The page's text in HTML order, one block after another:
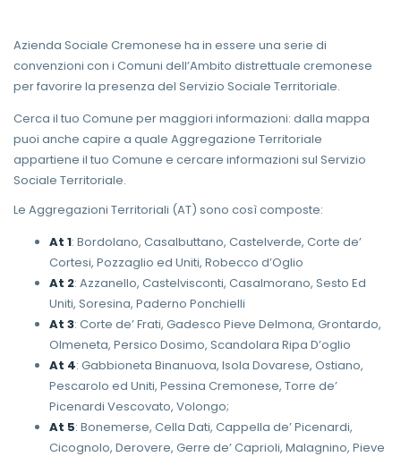
Azienda Sociale Cremonese ha in essere una serie di
convenzioni con i Comuni dell’Ambito distrettuale cremonese
per favorire la presenza del Servizio Sociale Territoriale.
Cerca il tuo Comune per maggiori informazioni: dalla mappa
puoi anche capire a quale Aggregazione Territoriale
appartiene il tuo Comune e cercare informazioni sul Servizio
Sociale Territoriale.
Le Aggregazioni Territoriali (AT) sono così composte:
At 1: Bordolano, Casalbuttano, Castelverde, Corte de’
Cortesi, Pozzaglio ed Uniti, Robecco d’Oglio
At 2: Azzanello, Castelvisconti, Casalmorano, Sesto Ed
Uniti, Soresina, Paderno Ponchielli
At 3: Corte de’ Frati, Gadesco Pieve Delmona, Grontardo,
Olmeneta, Persico Dosimo, Scandolara Ripa D’oglio
At 4: Gabbioneta Binanuova, Isola Dovarese, Ostiano,
Pescarolo ed Uniti, Pessina Cremonese, Torre de’
Picenardi Vescovato, Volongo;
At 5: Bonemerse, Cella Dati, Cappella de’ Picenardi,
Cicognolo, Derovere, Gerre de’ Caprioli, Malagnino, Pieve